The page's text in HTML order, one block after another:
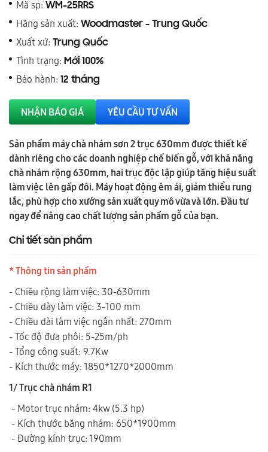
Mã sp: WM-25RRS
Hãng sản xuất: Woodmaster - Trung Quốc
Xuất xứ: Trung Quốc
Tình trạng: Mới 100%
Bảo hành: 12 tháng
NHẬN BÁO GIÁ YÊU CẦU TƯ VẤN
Sản phẩm máy chà nhám sơn 2 trục 630mm được thiết kế
dành riêng cho các doanh nghiệp chế biến gỗ, với khả năng
chà nhám rộng 630mm, hai trục độc lập giúp tăng hiệu suất
làm việc lên gấp đôi. Máy hoạt động êm ái, giảm thiểu rung
lắc, phù hợp cho xưởng sản xuất quy mô vừa và lớn. Đầu tư
ngay để nâng cao chất lượng sản phẩm gỗ của bạn.
Chi tiết sản phẩm
* Thông tin sản phẩm
- Chiều rộng làm việc: 30-630mm
- Chiều dày làm việc: 3-100 mm
- Chiều dài làm việc ngắn nhất: 270mm
- Tốc độ đưa phôi: 5-25m/ph
- Tổng công suất: 9.7Kw
- Kích thước máy: 1850*1270*2000mm
1/ Trục chà nhám R1
- Motor trục nhám: 4kw (5.3 hp)
- Kích thước băng nhám: 650*1900mm
- Đường kính trục: 190mm